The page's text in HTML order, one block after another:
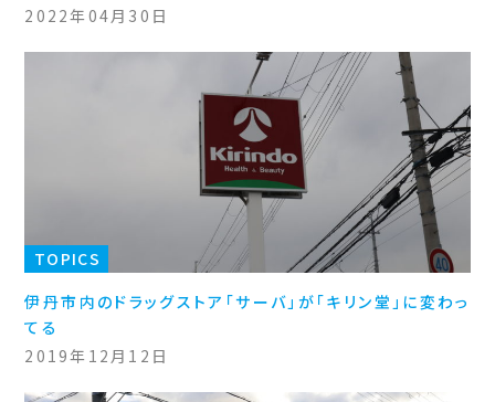
2022年04月30日
TOPICS
伊丹市内のドラッグストア「サーバ」が「キリン堂」に変わっ
てる
2019年12月12日